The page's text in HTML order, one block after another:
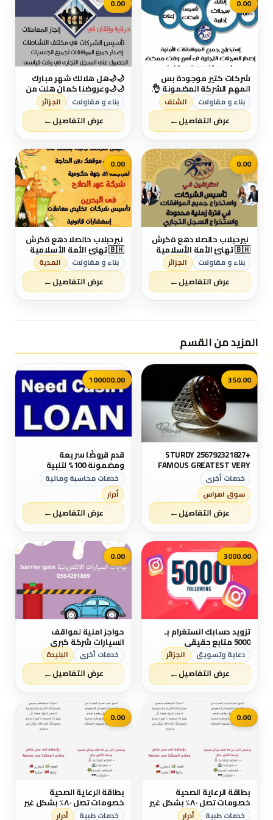
0.00
شركات كتير موجودة بس
المهم الشركة المضمونة 👌.
يبقي اكيد شركة عهد الصلاح
. تقدم لجميع الجنسيات🌏.
خدماتها فى تأسيس
الشركات _ إصدار السجلات
_الزيارات و الإقامات . لمزيد
من...
بناء و مقاولات الشلف
عرض التفاصيل←
0.00
🌙🌙هل هلالك شهر مبارك
🌙🌙وعروضنا كمان هلت من
شركة عهد الصلاح بالبحرين⁦
🇧🇭⁩ 💢أعاده الله عليكم
بالخير واليمن والبركات 💢 ☘
كل عام وانتم بخير ☘ لمزيد
خاص/هند محمد
بناء و مقاولات الجزائر
عرض التفاصيل←
0.00
شركة عهد الصلاح بالبحرين ⁦
🇧🇭⁩ تهنئ الأمة الأسلامية
🌍بحلول شهر رمضان الكريم
🌙 أعاده الله علينا بالخير
واليمن والبركات إنتظرو
أقوى العروض والمفاجأت 💥
بناء و مقاولات الجزائر
عرض التفاصيل←
0.00
شركة عهد الصلاح بالبحرين ⁦
🇧🇭⁩ تهنئ الأمة الأسلامية
🌍بحلول شهر رمضان الكريم
🌙 أعاده الله علينا بالخير
واليمن والبركات إنتظرو
أقوى العروض والمفاجأت 💥
بناء و مقاولات المدية
عرض التفاصيل←
المزيد من القسم
350.00
+256792321827 STURDY
FAMOUS GREATEST VERY
CAPABLE MAGIC RING FOR
MONEY LUCK POWER IN
GERMANY MEXICO OMAN
JORDAN VIETNAM MIAMI UK
خدمات أخرى
سوق اهراس
عرض التفاصيل←
100000.00
قدم قروضًا سريعة
ومضمونة 100% لتلبية
احتياجاتك
خدمات محاسبة ومالية
أدرار
عرض التفاصيل←
3000.00
تزويد حسابك انستغرام بـ
5000 متابع حقيقي
دعاية وتسويق الجزائر
عرض التفاصيل←
0.00
حواجز امنية لمواقف
السيارات شركة كبري
ومتخصصة في التركيب
والصيانة بالمملكة العربية
السعودية
خدمات أخرى البليدة
عرض التفاصيل←
0.00
بطاقة الرعاية الصحية
خصومات تصل ٨٠٪ بشكل غير
محدود تشمل ١٠ الاف مركز خدمات طبية أدرار
0.00
بطاقة الرعاية الصحية
خصومات تصل ٨٠٪ بشكل غير
محدود تشمل ١٠ الاف مركز خدمات طبية أدرار